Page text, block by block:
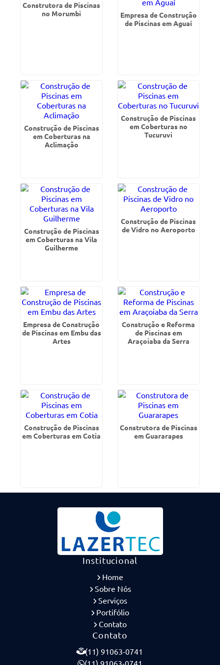
Construtora de Piscinas
no Morumbi
Empresa de Construção
de Piscinas em Aguaí
Construção de Piscinas
em Coberturas na
Aclimação
Construção de Piscinas
em Coberturas no
Tucuruvi
Construção de Piscinas
em Coberturas na Vila
Guilherme
Construção de Piscinas
de Vidro no Aeroporto
Empresa de Construção
de Piscinas em Embu das
Artes
Construção e Reforma
de Piscinas em
Araçoiaba da Serra
Construção de Piscinas
em Coberturas em Cotia
Construtora de Piscinas
em Guararapes
Institucional
Home
Sobre Nós
Serviços
Portifólio
Contato
Contato
(11) 91063-0741
(11) 91063-0741